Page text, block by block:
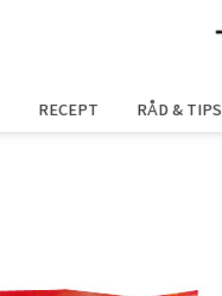
RECEPT RÅD & TIPS